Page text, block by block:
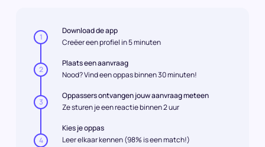
1
Download de app
Creëer een profiel in 5 minuten
2
Plaats een aanvraag
Nood? Vind een oppas binnen 30 minuten!
3
Oppassers ontvangen jouw aanvraag meteen
Ze sturen je een reactie binnen 2 uur
4
Kies je oppas
Leer elkaar kennen (98% is een match!)